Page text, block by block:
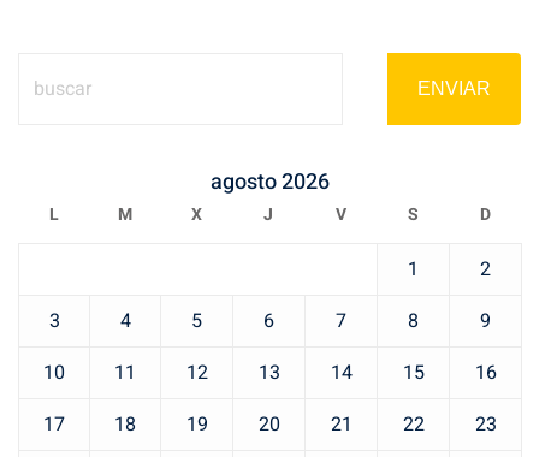
ENVIAR
agosto 2026
L M X J V S D
1
2
3
4 5 6 7 8
9
10
11 12 13 14 15
16
17
18 19 20 21 22 23